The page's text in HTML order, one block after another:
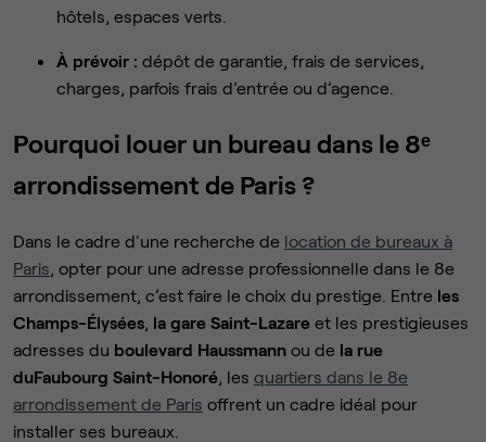
hôtels, espaces verts.
À prévoir : dépôt de garantie, frais de services,
charges, parfois frais d’entrée ou d’agence.
Pourquoi louer un bureau dans le 8ᵉ
arrondissement de Paris ?
Dans le cadre d'une recherche de location de bureaux à
Paris , opter pour une adresse professionnelle dans le 8e
arrondissement, c’est faire le choix du prestige. Entre les
Champs-Élysées la gare Saint-Lazare et les prestigieuses
adresses du boulevard Haussmann ou de la rue
duFaubourg Saint-Honoré , les quartiers dans le 8e
arrondissement de Paris offrent un cadre idéal pour
installer ses bureaux.